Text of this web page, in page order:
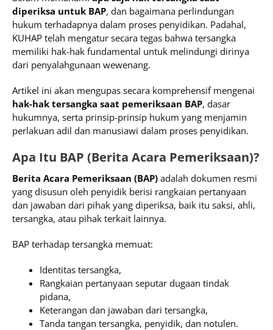
diperiksa untuk BAP, dan bagaimana perlindungan
hukum terhadapnya dalam proses penyidikan. Padahal,
KUHAP telah mengatur secara tegas bahwa tersangka
memiliki hak-hak fundamental untuk melindungi dirinya
dari penyalahgunaan wewenang.
Artikel ini akan mengupas secara komprehensif mengenai
hak-hak tersangka saat pemeriksaan BAP, dasar
hukumnya, serta prinsip-prinsip hukum yang menjamin
perlakuan adil dan manusiawi dalam proses penyidikan.
Apa Itu BAP (Berita Acara Pemeriksaan)?
Berita Acara Pemeriksaan (BAP) adalah dokumen resmi
yang disusun oleh penyidik berisi rangkaian pertanyaan
dan jawaban dari pihak yang diperiksa, baik itu saksi, ahli,
tersangka, atau pihak terkait lainnya.
BAP terhadap tersangka memuat:
Identitas tersangka,
Rangkaian pertanyaan seputar dugaan tindak
pidana,
Keterangan dan jawaban dari tersangka,
Tanda tangan tersangka, penyidik, dan notulen.